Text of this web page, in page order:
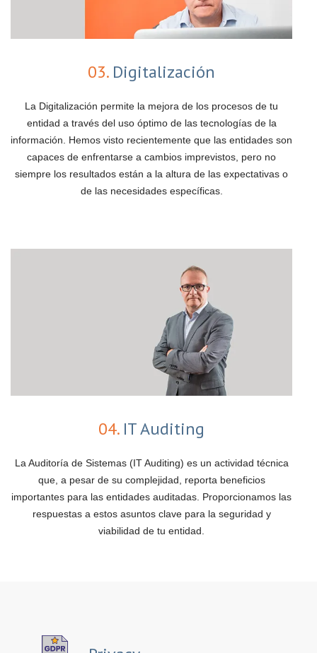
03.Digitalización
La Digitalización permite la mejora de los procesos de tu
entidad a través del uso óptimo de las tecnologías de la
información. Hemos visto recientemente que las entidades son
capaces de enfrentarse a cambios imprevistos, pero no
siempre los resultados están a la altura de las expectativas o
de las necesidades específicas.
04.IT Auditing
La Auditoría de Sistemas (IT Auditing) es un actividad técnica
que, a pesar de su complejidad, reporta beneficios
importantes para las entidades auditadas. Proporcionamos las
respuestas a estos asuntos clave para la seguridad y
viabilidad de tu entidad.